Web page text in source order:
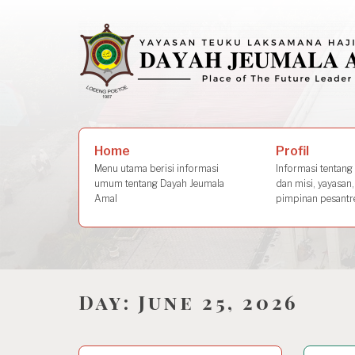
Home
Menu utama berisi informasi
umum tentang Dayah Jeumala
Amal
Profil
Informasi tentang
dan misi,
pimpinan
Day: June 25, 2026